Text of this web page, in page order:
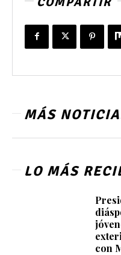
MÁS
LO MÁS
con